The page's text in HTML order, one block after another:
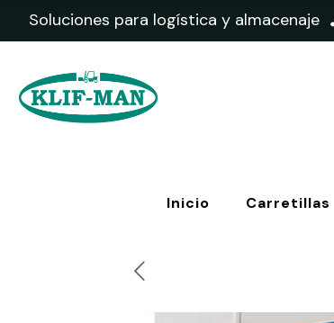
Soluciones para logística y almacenaje
Inicio Carretillas